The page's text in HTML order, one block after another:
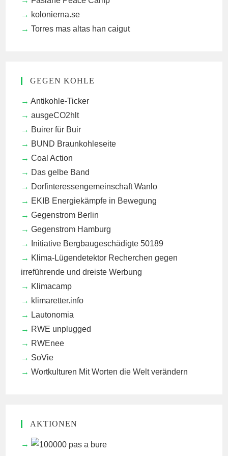
kolonierna.se
Torres mas altas han caigut
GEGEN KOHLE
Antikohle-Ticker
ausgeCO2hlt
Buirer für Buir
BUND Braunkohleseite
Coal Action
Das gelbe Band
Dorfinteressengemeinschaft Wanlo
EKIB Energiekämpfe in Bewegung
Gegenstrom Berlin
Gegenstrom Hamburg
Initiative Bergbaugeschädigte 50189
Klima-Lügendetektor Recherchen gegen
irreführende und dreiste Werbung
Klimacamp
klimaretter.info
Lautonomia
RWE unplugged
RWEnee
SoVie
Wortkulturen Mit Worten die Welt verändern
AKTIONEN